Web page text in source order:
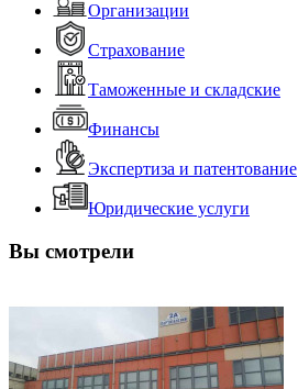
Организации
Страхование
Таможенные и складские
Финансы
Экспертиза и патентование
Юридические услуги
Вы смотрели